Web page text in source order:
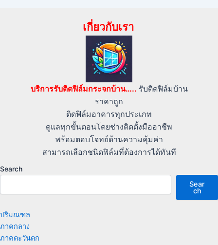
เกี่ยวกับเรา
บริการรับติดฟิล์มกระจกบ้าน….. รับติดฟิล์มบ้าน
ราคาถูก
ติดฟิล์มอาคารทุกประเภท
ดูแลทุกขั้นตอนโดยช่างติดตั้งมืออาชีพ
พร้อมตอบโจทย์ด้านความคุ้มค่า
สามารถเลือกชนิดฟิล์มที่ต้องการได้ทันที
Search
Sear
ch
ปริมณฑล
ภาคกลาง
ภาคตะวันตก